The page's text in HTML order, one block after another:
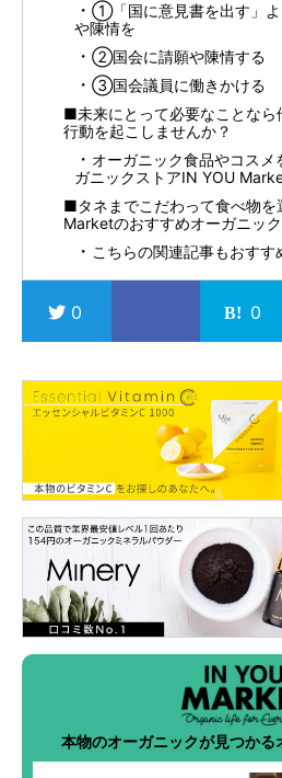
①「国に意見書を出す」よ
や陳情を
②国会に請願や陳情する
③国会議員に働きかける
■未来にとって必要なことなら
行動を起こしませんか？
オーガニック食品やコスメ
ガニックストアIN YOU
■タネまでこだわって食べ物を
Marketのおすすめオーガニッ
こちらの関連記事もおすす
0 0
本物のオーガニックが見つかる